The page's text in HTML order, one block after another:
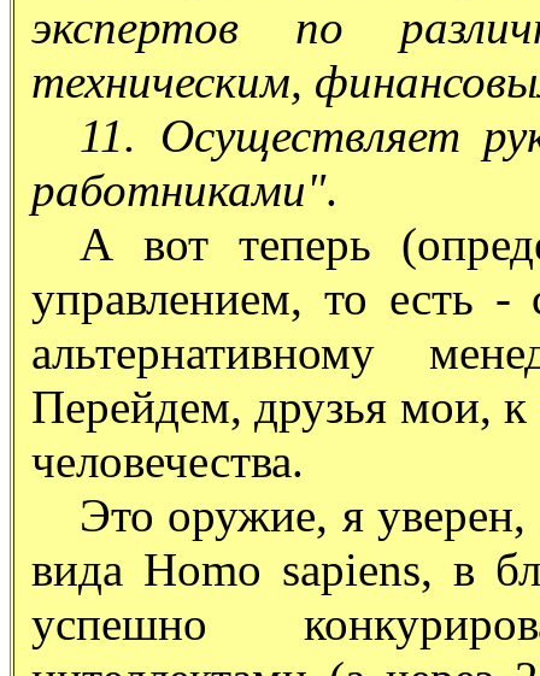
экспертов по
техническим,
11. Осуществляет
работниками".
А вот теперь
управлением, то есть
альтернативному
Перейдем, друзья мои,
человечества.
Это оружие, я
вида Homo sapiens, в
успешно